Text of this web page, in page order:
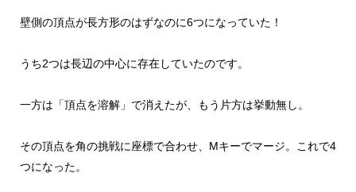
壁側の頂点が長方形のはずなのに6つになっていた！
うち2つは長辺の中心に存在していたのです。
一方は「頂点を溶解」で消えたが、もう片方は挙動無し。
その頂点を角の挑戦に座標で合わせ、Mキーでマージ。これで4
つになった。